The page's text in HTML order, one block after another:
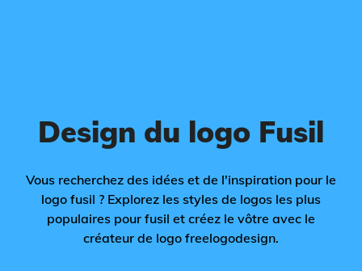
Design du logo Fusil
Vous recherchez des idées et de l'inspiration pour le
logo fusil ? Explorez les styles de logos les plus
populaires pour fusil et créez le vôtre avec le
créateur de logo freelogodesign.